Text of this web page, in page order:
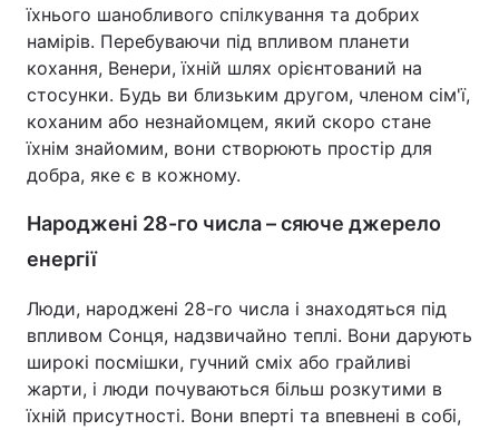
їхнього шанобливого спілкування та добрих
намірів. Перебуваючи під впливом планети
кохання, Венери, їхній шлях орієнтований на
стосунки. Будь ви близьким другом, членом сім'ї,
коханим або незнайомцем, який скоро стане
їхнім знайомим, вони створюють простір для
добра, яке є в кожному.
Народжені 28-го числа – сяюче джерело
енергії
Люди, народжені 28-го числа і знаходяться під
впливом Сонця, надзвичайно теплі. Вони дарують
широкі посмішки, гучний сміх або грайливі
жарти, і люди почуваються більш розкутими в
їхній присутності. Вони вперті та впевнені в собі,